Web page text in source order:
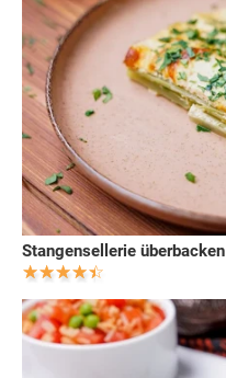
Stangensellerie überbacken